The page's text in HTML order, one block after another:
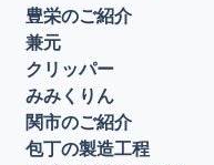
豊栄のご紹介
兼元
クリッパー
みみくりん
関市のご紹介
包丁の製造工程